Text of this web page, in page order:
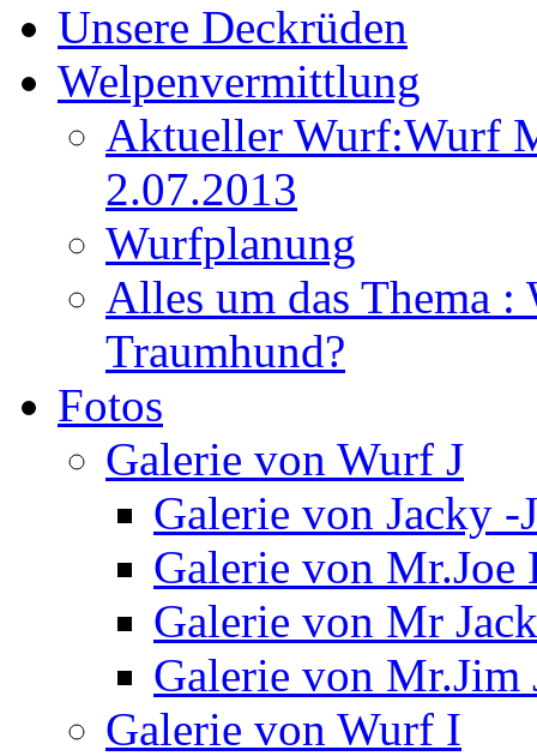
Unsere Deckrüden
Welpenvermittlung
Aktueller Wurf:Wurf
2.07.2013
Wurfplanung
Alles um das Thema
Traumhund?
Fotos
Galerie von Wurf J
Galerie von Jacky -
Galerie von Mr.Joe
Galerie von Mr
Galerie von Mr.Jim
Galerie von Wurf I